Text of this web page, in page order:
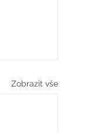
Zobrazit vše